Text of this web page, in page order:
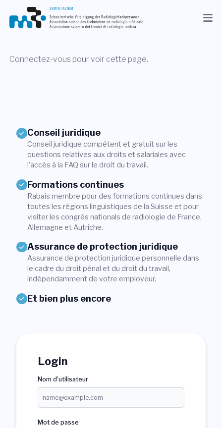
Actuel
Médias
Recherche
Contact
Shop
Login
Devenir membre Sections
Connectez-vous pour voir cette page.
Conseil juridique
Conseil juridique compétent et gratuit sur les
questions relatives aux droits et salariales avec
l'accès à la FAQ sur le droit du travail.
Formations continues
Rabais membre pour des formations continues dans
toutes les régions linguistiques de la Suisse et pour
visiter les congrés nationals de radiologie de France,
Allemagne et Autriche.
Assurance de protection juridique
Assurance de protection juridique personnelle dans
le cadre du droit pénal et du droit du travail,
indépendamment de votre employeur.
Et bien plus encore
Login
Nom d'utilisateur
Mot de passe